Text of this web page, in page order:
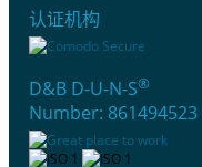
认证机构
D&B D-U-N-S®
Number: 861494523